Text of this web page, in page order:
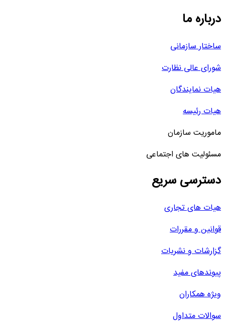
درباره ما
ساختار سازمانی
شورای عالی نظارت
هیات نمایندگان
هیات رئیسه
ماموریت سازمان
مسئولیت های اجتماعی
دسترسی سریع
هیات های تجاری
قوانین و مقررات
گزارشات و نشریات
پیوندهای مفید
ویژه همکاران
سوالات متداول